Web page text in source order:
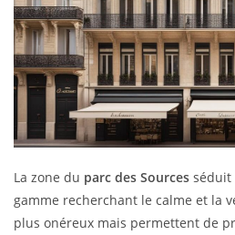
La zone du parc des Sources séduit
gamme recherchant le calme et la
plus onéreux mais permettent de